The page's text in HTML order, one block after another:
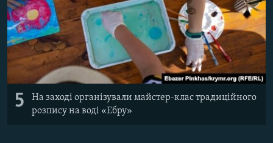
5
На заході організували майстер-клас традиційного
розпису на воді «Ебру»